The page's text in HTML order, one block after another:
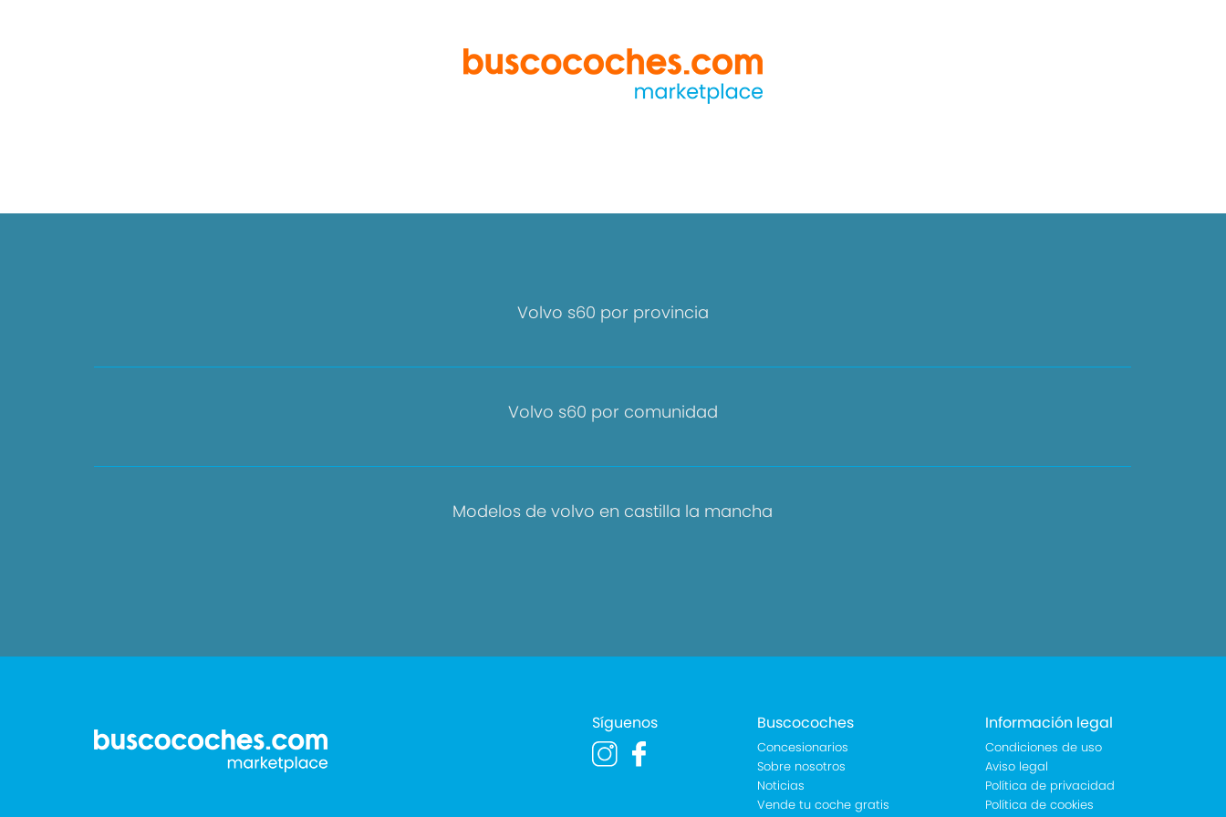
Volvo s60 por provincia
Volvo s60 por comunidad
Modelos de volvo en castilla la mancha
Síguenos Buscocoches
Concesionarios
Sobre nosotros
Noticias
Vende tu coche gratis
Información legal
Condiciones de uso
Aviso legal
Política de privacidad
Política de cookies